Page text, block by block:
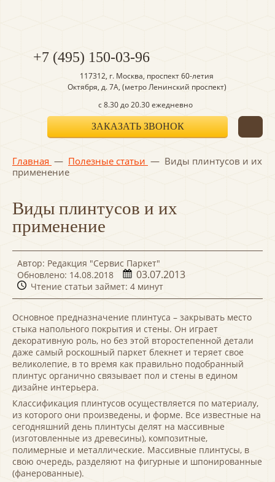
117312, г. Москва, проспект 60-летия
Октября, д. 7А, (метро Ленинский проспект)
ЗАКАЗАТЬ ЗВОНОК
с 8.30 до 20.30 ежедневно
+7 (495) 150-03-96
Главная — Полезные статьи — Виды плинтусов и их
применение
Виды плинтусов и их
применение
Автор: Редакция "Сервис Паркет"
Обновлено: 14.08.2018
03.07.2013
Чтение статьи займет: 4 минут
Основное предназначение плинтуса – закрывать место
стыка напольного покрытия и стены. Он играет
декоративную роль, но без этой второстепенной детали
даже самый роскошный паркет блекнет и теряет свое
великолепие, в то время как правильно подобранный
плинтус органично связывает пол и стены в едином
дизайне интерьера.
Классификация плинтусов осуществляется по материалу,
из которого они произведены, и форме. Все известные на
сегодняшний день плинтусы делят на массивные
(изготовленные из древесины), композитные,
полимерные и металлические. Массивные плинтусы, в
свою очередь, разделяют на фигурные и шпонированные
(фанерованные).